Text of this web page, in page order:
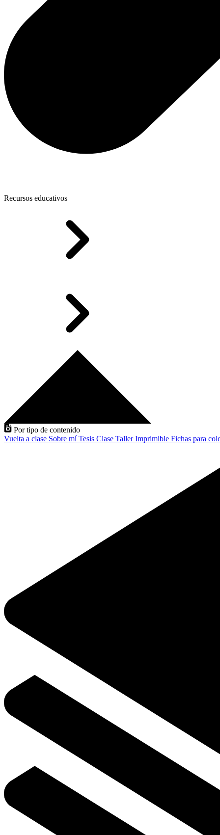
Recursos educativos
Por tipo de contenido
Vuelta a clase Sobre míTesis Clase TallerImprimible Fichas para